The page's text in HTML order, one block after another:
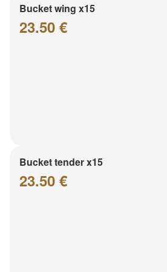
Bucket wing x15
23.50 €
Bucket tender x15
23.50 €